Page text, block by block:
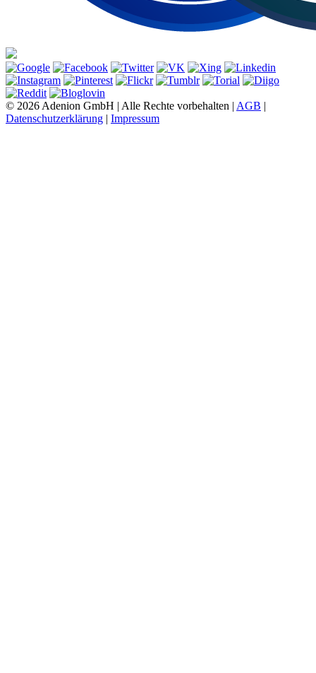
© 2026 Adenion GmbH | Alle Rechte vorbehalten | AGB |
Datenschutzerklärung | Impressum